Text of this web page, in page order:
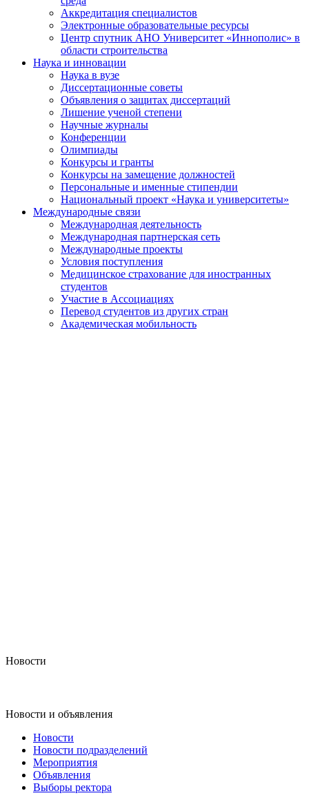
Аккредитация специалистов
Электронные образовательные ресурсы
Центр спутник АНО Университет «Иннополис» в
области строительства
Наука и инновации
Наука в вузе
Диссертационные советы
Объявления о защитах диссертаций
Лишение ученой степени
Научные журналы
Конференции
Олимпиады
Конкурсы и гранты
Конкурсы на замещение должностей
Персональные и именные стипендии
Национальный проект «Наука и университеты»
Международные связи
Международная деятельность
Международная партнерская сеть
Международные проекты
Условия поступления
Медицинское страхование для иностранных
студентов
Участие в Ассоциациях
Перевод студентов из других стран
Академическая мобильность
Новости
Новости и объявления
Новости
Новости подразделений
Мероприятия
Объявления
Выборы ректора